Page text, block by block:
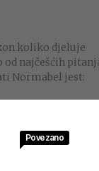
koliko djeluje
od najčešćih
Normabel jest:
Povezano